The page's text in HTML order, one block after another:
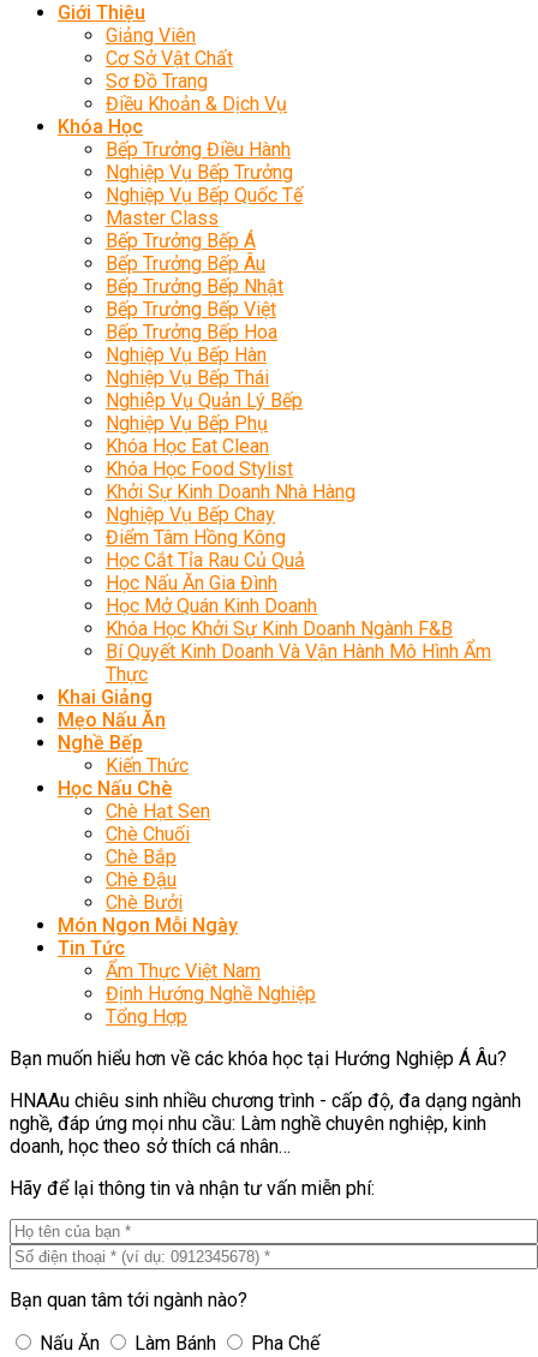
Giới Thiệu
Giảng Viên
Cơ Sở Vật Chất
Sơ Đồ Trang
Điều Khoản & Dịch Vụ
Khóa Học
Bếp Trưởng Điều Hành
Nghiệp Vụ Bếp Trưởng
Nghiệp Vụ Bếp Quốc Tế
Master Class
Bếp Trưởng Bếp Á
Bếp Trưởng Bếp Âu
Bếp Trưởng Bếp Nhật
Bếp Trưởng Bếp Việt
Bếp Trưởng Bếp Hoa
Nghiệp Vụ Bếp Hàn
Nghiệp Vụ Bếp Thái
Nghiệp Vụ Quản Lý Bếp
Nghiệp Vụ Bếp Phụ
Khóa Học Eat Clean
Khóa Học Food Stylist
Khởi Sự Kinh Doanh Nhà Hàng
Nghiệp Vụ Bếp Chay
Điểm Tâm Hồng Kông
Học Cắt Tỉa Rau Củ Quả
Học Nấu Ăn Gia Đình
Học Mở Quán Kinh Doanh
Khóa Học Khởi Sự Kinh Doanh Ngành F&B
Bí Quyết Kinh Doanh Và Vận Hành Mô Hình Ẩm
Thực
Khai Giảng
Mẹo Nấu Ăn
Nghề Bếp
Kiến Thức
Học Nấu Chè
Chè Hạt Sen
Chè Chuối
Chè Bắp
Chè Đậu
Chè Bưởi
Món Ngon Mỗi Ngày
Tin Tức
Ẩm Thực Việt Nam
Định Hướng Nghề Nghiệp
Tổng Hợp
Bạn muốn hiểu hơn về các khóa học tại Hướng Nghiệp Á Âu?
HNAAu chiêu sinh nhiều chương trình - cấp độ, đa dạng ngành
nghề, đáp ứng mọi nhu cầu: Làm nghề chuyên nghiệp, kinh
doanh, học theo sở thích cá nhân…
Hãy để lại thông tin và nhận tư vấn miễn phí:
Bạn quan tâm tới ngành nào?
Nấu Ăn
Làm Bánh
Pha Chế